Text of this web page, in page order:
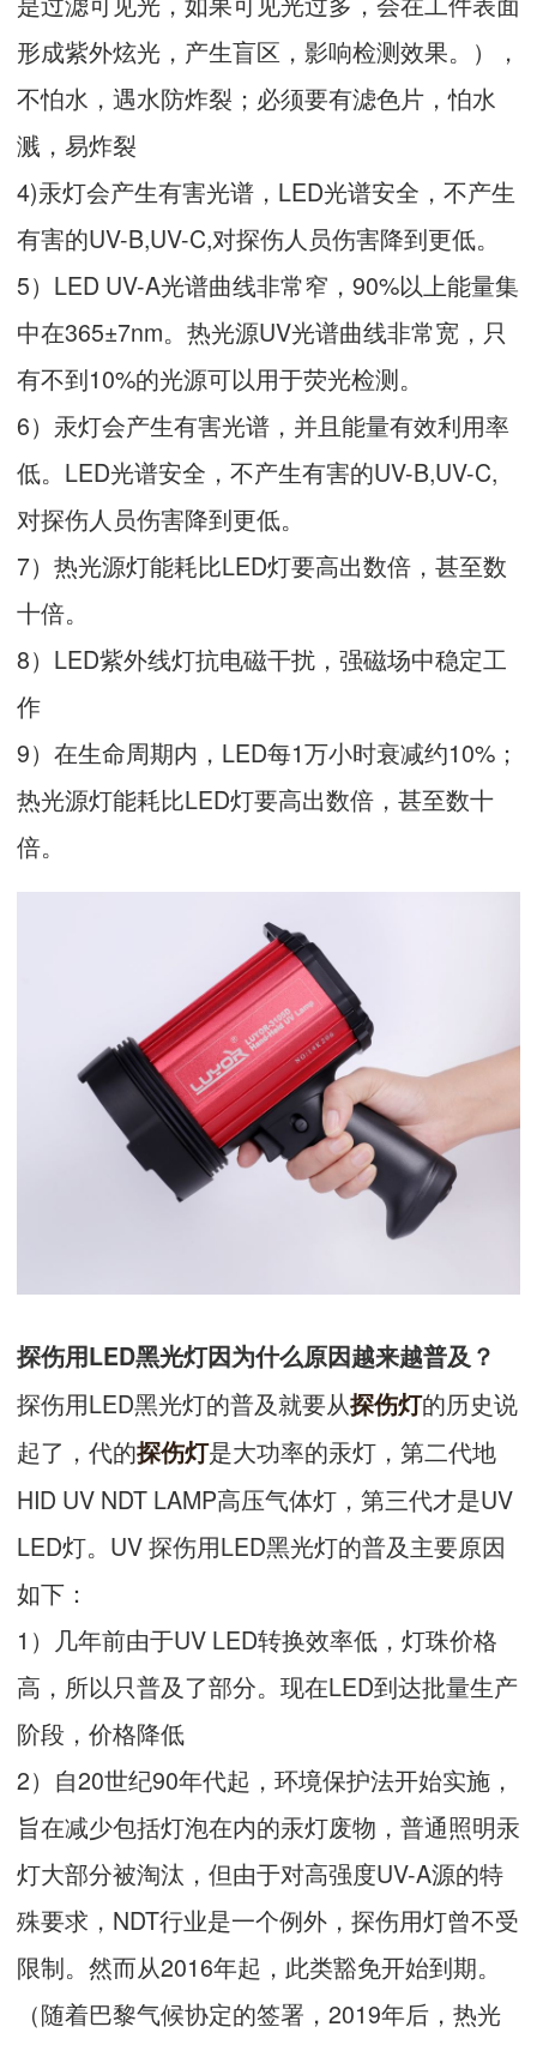
形成紫外炫光，产生盲区，影响检测效果。），
不怕水，遇水防炸裂；必须要有滤色片，怕水
溅，易炸裂
4)汞灯会产生有害光谱，LED光谱安全，不产生
有害的UV-B,UV-C,对探伤人员伤害降到更低。
5）LED UV-A光谱曲线非常窄，90%以上能量集
中在365±7nm。热光源UV光谱曲线非常宽，只
有不到10%的光源可以用于荧光检测。
6）汞灯会产生有害光谱，并且能量有效利用率
低。LED光谱安全，不产生有害的UV-B,UV-C,
对探伤人员伤害降到更低。
7）热光源灯能耗比LED灯要高出数倍，甚至数
十倍。
8）LED紫外线灯抗电磁干扰，强磁场中稳定工
作
9）在生命周期内，LED每1万小时衰减约10%；
热光源灯能耗比LED灯要高出数倍，甚至数十
倍。
探伤用LED黑光灯因为什么原因越来越普及？
探伤用LED黑光灯的普及就要从探伤灯的历史说
起了，代的探伤灯是大功率的汞灯，第二代地
HID UV NDT LAMP高压气体灯，第三代才是UV
LED灯。UV 探伤用LED黑光灯的普及主要原因
如下：
1）几年前由于UV LED转换效率低，灯珠价格
高，所以只普及了部分。现在LED到达批量生产
阶段，价格降低
2）自20世纪90年代起，环境保护法开始实施，
旨在减少包括灯泡在内的汞灯废物，普通照明汞
灯大部分被淘汰，但由于对高强度UV-A源的特
殊要求，NDT行业是一个例外，探伤用灯曾不受
限制。然而从2016年起，此类豁免开始到期。
（随着巴黎气候协定的签署，2019年后，热光